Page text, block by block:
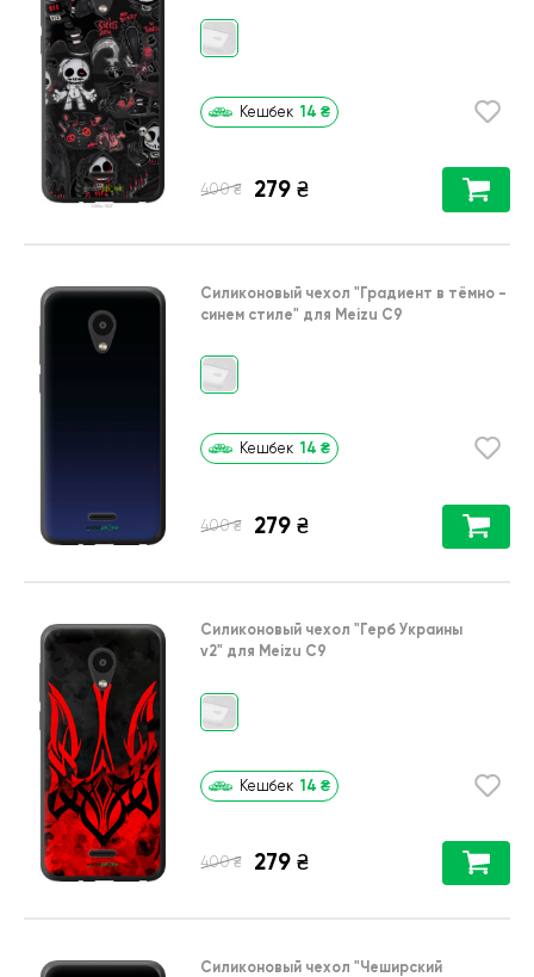
Кешбек 14 ₴
400 ₴ 279 ₴
Силиконовый чехол "Градиент в тёмно -
синем стиле" для Meizu C9
Кешбек 14 ₴
400 ₴ 279 ₴
Силиконовый чехол "Герб Украины
v2" для Meizu C9
Кешбек 14 ₴
400 ₴ 279 ₴
Силиконовый чехол "Чеширский